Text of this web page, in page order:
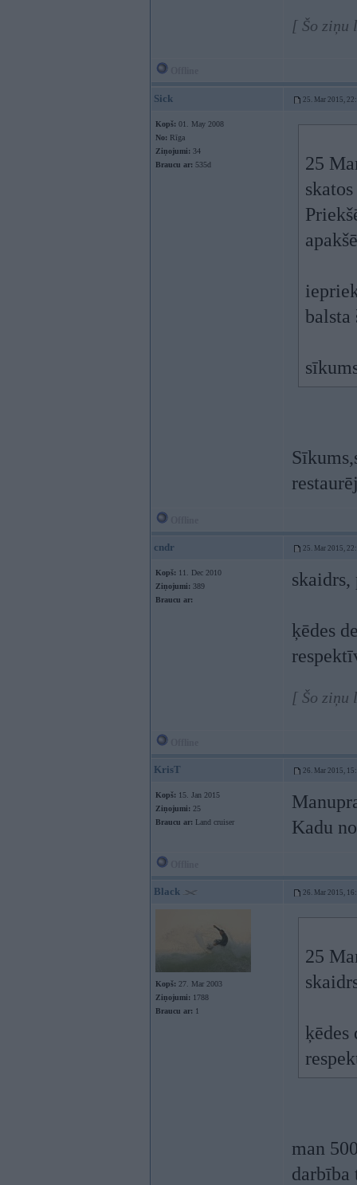
[ Šo ziņu
Sick 25. Mar 2015,
Kopš: 01. May 2008
No: Rīga
Ziņojumi: 34
Braucu ar: 535d
25
balsta
cndr 25. Mar 2015,
Kopš: 11. Dec 2010
Ziņojumi: 389
Braucu ar:
ķēdes
[ Šo ziņu
KrisT 26. Mar 2015,
Kopš: 15. Jan 2015
Ziņojumi: 25
Braucu ar: Land cruiser
Kadu
Black 26. Mar 2015,
Kopš: 27. Mar 2003
Ziņojumi: 1788
Braucu ar: 1
25
ķēdes
man
darbība